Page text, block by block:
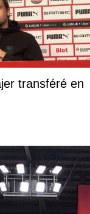
transféré en